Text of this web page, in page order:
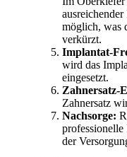
möglich, was
verkürzt.
Implantat-
wird das
eingesetzt.
Zahnersatz-
Zahnersatz
Nachsorge:
der